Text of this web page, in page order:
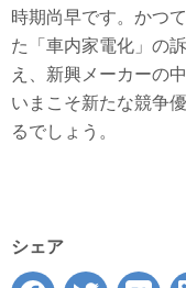
時期尚早です。かつ
た「車内家電化」の
え、新興メーカーの
いまこそ新たな競争
るでしょう。
シェア